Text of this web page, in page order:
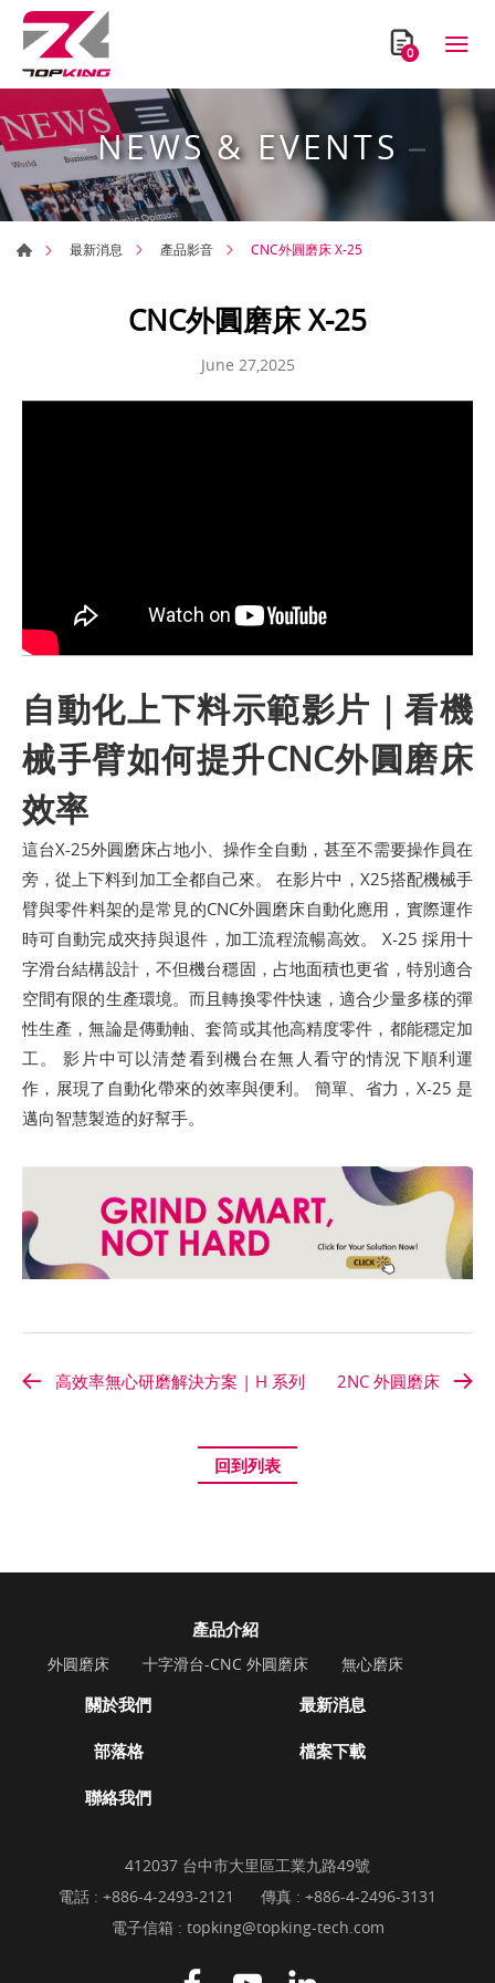
0
NEWS & EVENTS
最新消息 產品影音 CNC外圓磨床 X-25
CNC外圓磨床 X-25
June 27,2025
自動化上下料示範影片｜看機
械手臂如何提升CNC外圓磨床
效率
這台X-25外圓磨床占地小、操作全自動，甚至不需要操作員在
旁，從上下料到加工全都自己來。 在影片中，X25搭配機械手
臂與零件料架的是常見的CNC外圓磨床自動化應用，實際運作
時可自動完成夾持與退件，加工流程流暢高效。 X-25 採用十
字滑台結構設計，不但機台穩固，占地面積也更省，特別適合
空間有限的生產環境。而且轉換零件快速，適合少量多樣的彈
性生產，無論是傳動軸、套筒或其他高精度零件，都能穩定加
工。 影片中可以清楚看到機台在無人看守的情況下順利運
作，展現了自動化帶來的效率與便利。 簡單、省力，X-25 是
邁向智慧製造的好幫手。
高效率無心研磨解決方案 | H 系列 2NC 外圓磨床
回到列表
產品介紹
外圓磨床 十字滑台-CNC 外圓磨床 無心磨床
關於我們 最新消息
部落格 檔案下載
聯絡我們
412037 台中市大里區工業九路49號
電話 : +886-4-2493-2121
傳真 : +886-4-2496-3131
電子信箱 : topking@topking-tech.com